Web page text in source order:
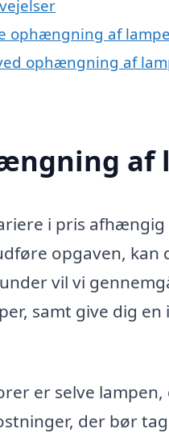
ophængning af
ophængning af
af
i pris
opgaven,
vil vi
samt give dig
er selve
der bør